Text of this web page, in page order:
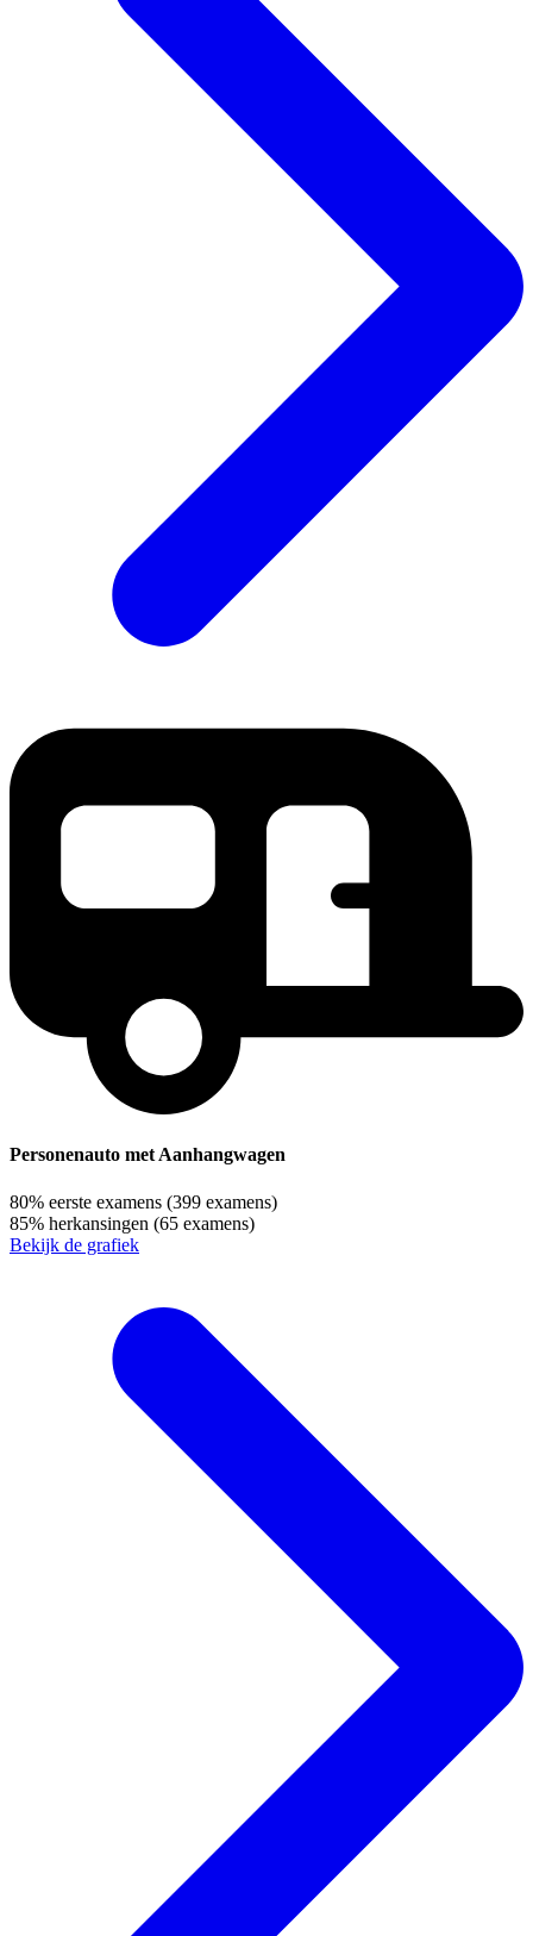
Personenauto met Aanhangwagen
80% eerste examens (399 examens)
85% herkansingen (65 examens)
Bekijk de grafiek